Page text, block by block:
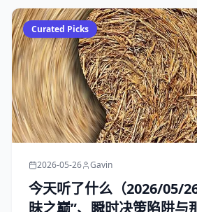
Curated Picks
2026-05-26 Gavin
今天听了什么（2026/05/
昧之巅”、瞬时决策陷阱与